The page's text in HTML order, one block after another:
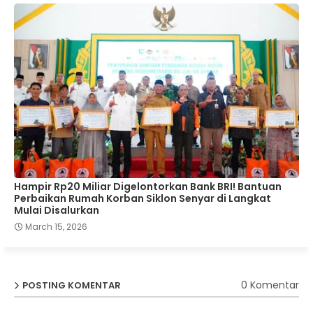
Hampir Rp20 Miliar Digelontorkan Bank BRI! Bantuan
Perbaikan Rumah Korban Siklon Senyar di Langkat
Mulai Disalurkan
March 15, 2026
POSTING KOMENTAR 0 Komentar